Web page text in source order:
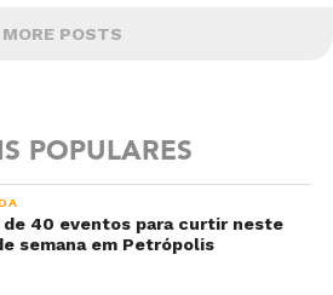
MORE POSTS
POPULARES
de 40 eventos para curtir neste
semana em Petrópolis